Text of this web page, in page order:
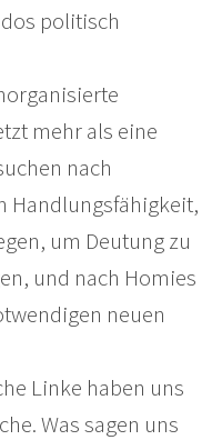
politisch
mehr als eine
nach
Handlungsfähigkeit,
um Deutung zu
und nach Homies
neuen
Linke haben uns
Was sagen uns